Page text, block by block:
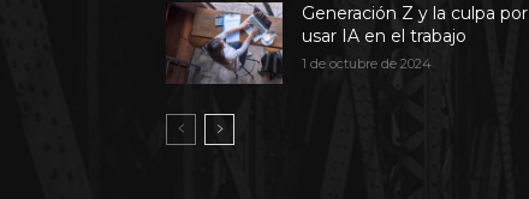
Generación Z y la culpa por
usar IA en el trabajo
1 de octubre de 2024